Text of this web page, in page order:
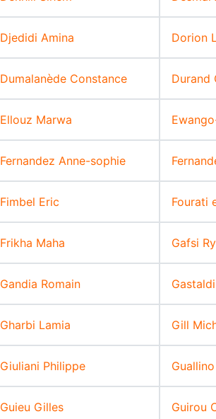
Djedidi Amina Dorion
Dumalanède Constance Durand
Ellouz Marwa
Fernandez Anne-sophie
Fimbel Eric Fourati
Frikha Maha Gafsi
Gandia Romain
Gharbi Lamia Gill
Giuliani Philippe
Guieu Gilles Guirou